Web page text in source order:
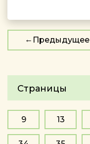
Предыдущее
Страницы
9 13